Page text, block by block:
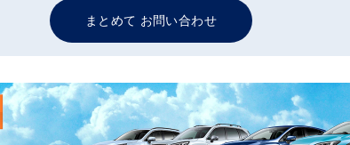
まとめて お問い合わせ